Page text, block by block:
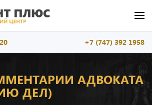
+7 (747) 392 1958
АДВОКАТА
ДЕЛ)